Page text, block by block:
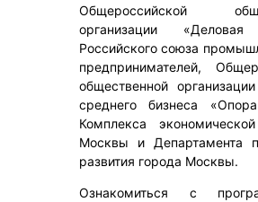
Общероссийской
организации «Деловая
Российского союза
предпринимателей,
общественной
среднего бизнеса
Комплекса
Москвы и Департамента
развития города Москвы.
Ознакомиться с